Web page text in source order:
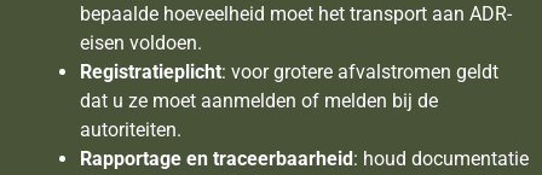
bepaalde hoeveelheid moet het transport aan ADR-
eisen voldoen.
Registratieplicht: voor grotere afvalstromen geldt
dat u ze moet aanmelden of melden bij de
autoriteiten.
Rapportage en traceerbaarheid: houd documentatie